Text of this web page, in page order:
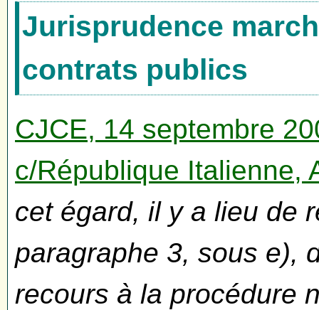
Jurisprudence
contrats publics
CJCE, 14 septembre
c/République Italienne,
cet égard, il y a lieu de
paragraphe 3, sous e),
recours à la procédure